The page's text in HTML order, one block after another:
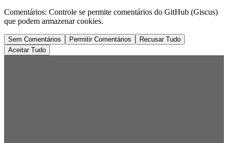
Comentários: Controle se permite comentários do GitHub (Giscus)
que podem armazenar cookies.
Sem Comentários Permitir Comentários
Recusar Tudo
Aceitar Tudo